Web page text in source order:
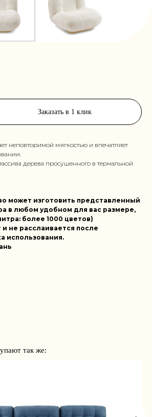
Заказать в 1 клик
неповторимой мягкостью и впечатляет
дерева просушенного в термальной
может изготовить представленный
в любом удобном для вас размере,
более 1000 цветов)
и не расслаивается после
использования.
так же: